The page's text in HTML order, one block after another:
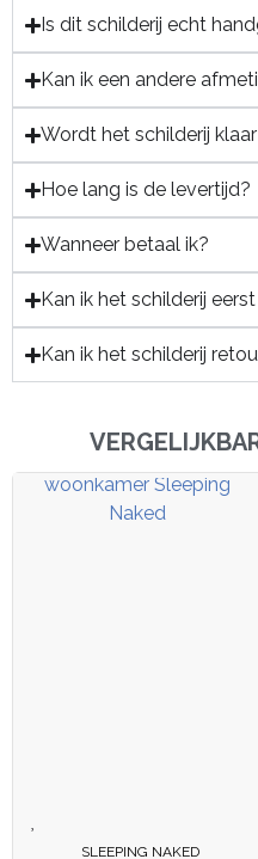
Is dit schilderij echt
Kan ik een andere
Wordt het schilderij
Hoe lang is de levertijd?
Wanneer betaal ik?
Kan ik het schilderij
Kan ik het schilderij
SLEEPING NAKED